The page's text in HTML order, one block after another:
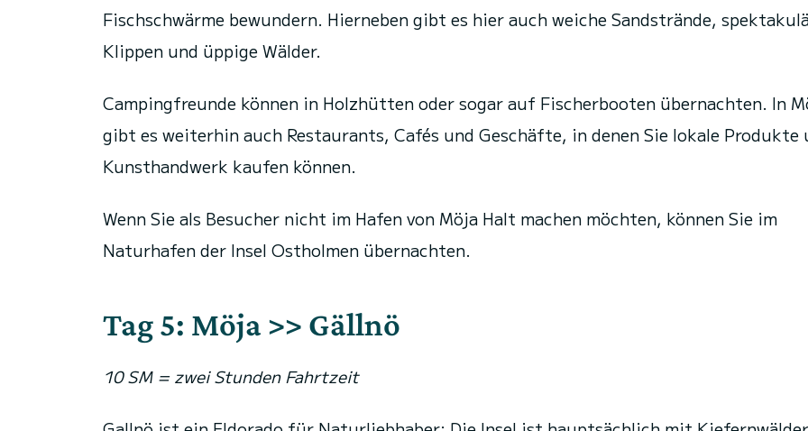
Fischschwärme bewundern. Hierneben gibt es hier auch weiche Sandstrände,
Klippen und üppige Wälder.
Campingfreunde können in Holzhütten oder sogar auf Fischerbooten übernachten. In
gibt es weiterhin auch Restaurants, Cafés und Geschäfte, in denen Sie lokale Produkte
Kunsthandwerk kaufen können.
Wenn Sie als Besucher nicht im Hafen von Möja Halt machen möchten, können Sie im
Naturhafen der Insel Ostholmen übernachten.
Tag 5: Möja >> Gällnö
10 SM = zwei Stunden Fahrtzeit